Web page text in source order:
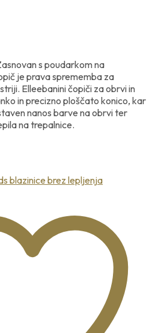
s poudarkom na
je prava sprememba za
Elleebanini čopiči za obrvi in
in precizno ploščato konico, kar
nanos barve na obrvi ter
na trepalnice.